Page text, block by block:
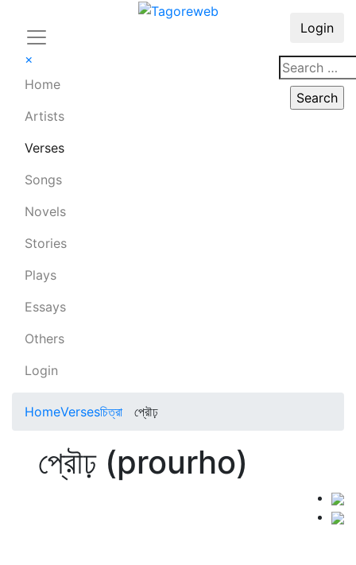
×
Home
Artists
Verses
Songs
Novels
Stories
Plays
Essays
Others
Login
Login
HomeVersesচিত্রা প্রৌঢ়
প্রৌঢ় (prourho)